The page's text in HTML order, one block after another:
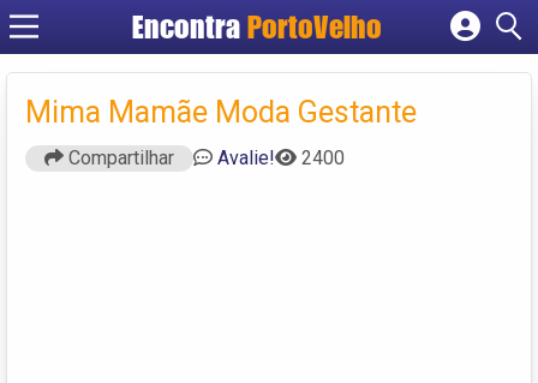
EncontraPortoVelho
Cadastrar empresa
Criar conta
Mima Mamãe Moda Gestante
Compartilhar Avalie! 2400